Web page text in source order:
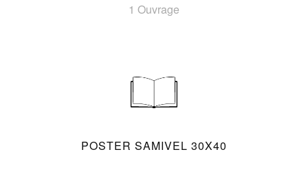
1 Ouvrage
POSTER SAMIVEL 30X40